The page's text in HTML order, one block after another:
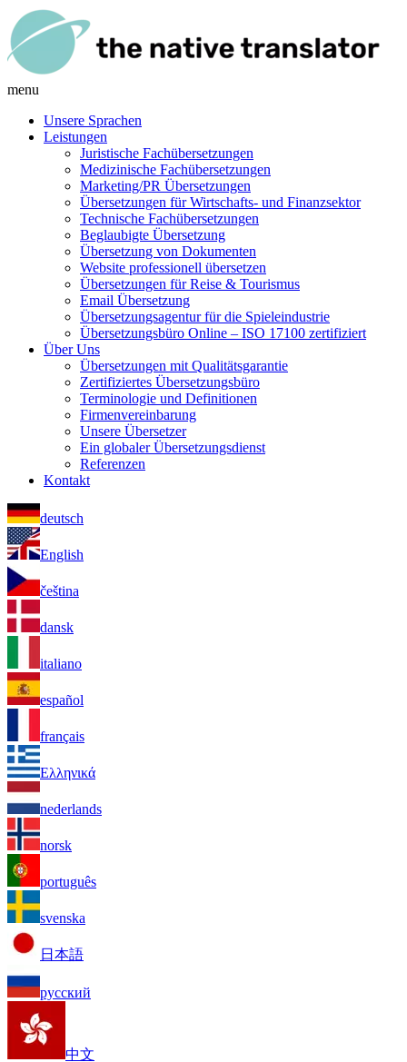
menu
Unsere Sprachen
Leistungen
Juristische Fachübersetzungen
Medizinische Fachübersetzungen
Marketing/PR Übersetzungen
Übersetzungen für Wirtschafts- und Finanzsektor
Technische Fachübersetzungen
Beglaubigte Übersetzung
Übersetzung von Dokumenten
Website professionell übersetzen
Übersetzungen für Reise & Tourismus
Email Übersetzung
Übersetzungsagentur für die Spieleindustrie
Übersetzungsbüro Online – ISO 17100 zertifiziert
Über Uns
Übersetzungen mit Qualitätsgarantie
Zertifiziertes Übersetzungsbüro
Terminologie und Definitionen
Firmenvereinbarung
Unsere Übersetzer
Ein globaler Übersetzungsdienst
Referenzen
Kontakt
deutsch
English
čeština
dansk
italiano
español
français
Ελληνικά
nederlands
norsk
português
svenska
日本語
русский
中文